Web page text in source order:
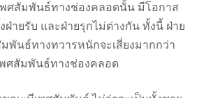
ศสัมพันธ์ทางช่องคลอดนั้น มีโอกาส
ฝ่ายรับ และฝ่ายรุกไม่ต่างกัน ทั้งนี้ ฝ่าย
พันธ์ทางทวารหนักจะเสี่ยงมากกว่า
ศสัมพันธ์ทางช่องคลอด